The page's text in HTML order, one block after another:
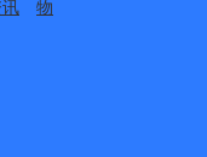
物
善岱镇